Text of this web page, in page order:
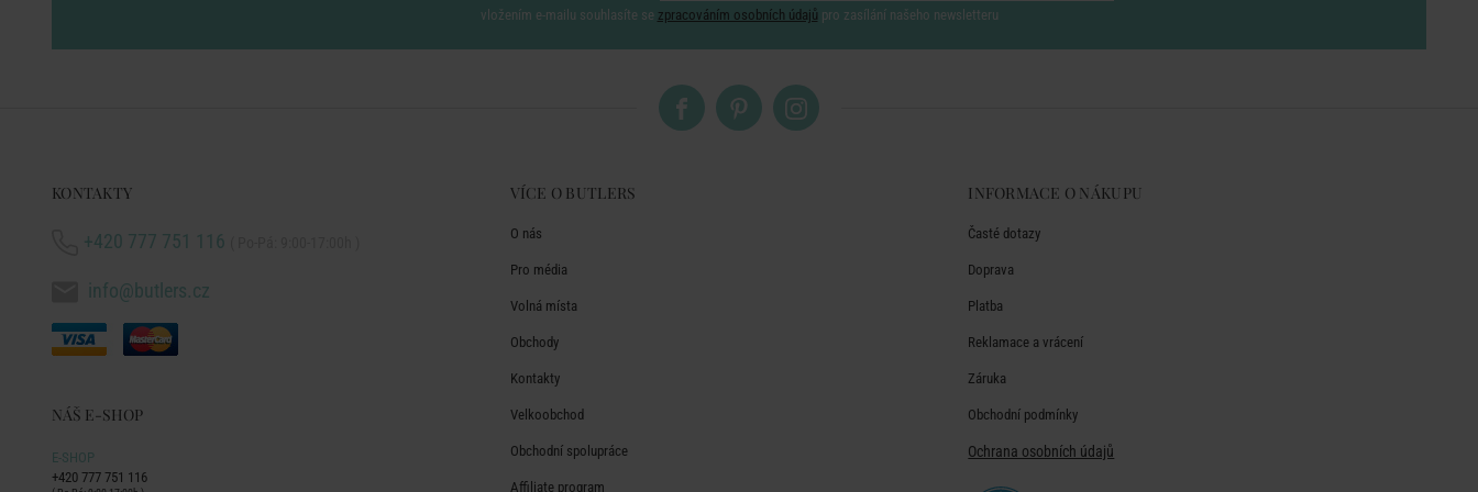
vložením e-mailu souhlasíte se zpracováním osobních údajů pro zasílání našeho newsletteru
KONTAKTY
+420 777 751 116
info@butlers.cz
NÁŠ E-SHOP
E-SHOP
+420 777 751 116
VÍCE O BUTLERS
O nás
Pro média
Volná místa
Obchody
Kontakty
Velkoobchod
Obchodní spolupráce
Affiliate program
INFORMACE O NÁKUPU
Časté dotazy
Doprava
Platba
Reklamace a vrácení
Záruka
Obchodní podmínky
Ochrana osobních údajů